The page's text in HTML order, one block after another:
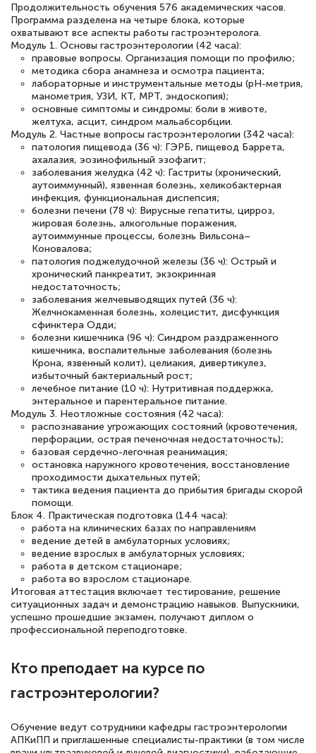
оперативно связались со мной
специалисты, ответили на все
интересующие вопросы и в течении
двух…
Светлана К
Знаток города 7 уровня
10 марта 2026
Оставила заявку на обучение онлайн, мне
быстро ответили, разъяснили все детали.
Обучение понравилось: огромное
количество тематической литературы,
пособий и учебников доступно на время
прохождения курса, удобная система
аттестации, проблем не возникло ни на
каком этапе…
Продолжительность обучения 576 академических часов.
Программа разделена на четыре блока, которые
охватывают все аспекты работы гастроэнтеролога.
Модуль 1. Основы гастроэнтерологии (42 часа):
правовые вопросы. Организация помощи по профилю;
методика сбора анамнеза и осмотра пациента;
лабораторные и инструментальные методы (рН-метрия,
манометрия, УЗИ, КТ, МРТ, эндоскопия);
основные симптомы и синдромы: боли в животе,
желтуха, асцит, синдром мальабсорбции.
Модуль 2. Частные вопросы гастроэнтерологии (342 часа):
патология пищевода (36 ч): ГЭРБ, пищевод Баррета,
ахалазия, эозинофильный эзофагит;
заболевания желудка (42 ч): Гастриты (хронический,
аутоиммунный), язвенная болезнь, хеликобактерная
инфекция, функциональная диспепсия;
болезни печени (78 ч): Вирусные гепатиты, цирроз,
жировая болезнь, алкогольные поражения,
аутоиммунные процессы, болезнь Вильсона–
Коновалова;
патология поджелудочной железы (36 ч): Острый и
хронический панкреатит, экзокринная
недостаточность;
заболевания желчевыводящих путей (36 ч):
Желчнокаменная болезнь, холецистит, дисфункция
сфинктера Одди;
болезни кишечника (96 ч): Синдром раздраженного
кишечника, воспалительные заболевания (болезнь
Крона, язвенный колит), целиакия, дивертикулез,
избыточный бактериальный рост;
лечебное питание (10 ч): Нутритивная поддержка,
энтеральное и парентеральное питание.
Модуль 3. Неотложные состояния (42 часа):
распознавание угрожающих состояний (кровотечения,
перфорации, острая печеночная недостаточность);
базовая сердечно-легочная реанимация;
остановка наружного кровотечения, восстановление
проходимости дыхательных путей;
тактика ведения пациента до прибытия бригады скорой
помощи.
Блок 4. Практическая подготовка (144 часа):
работа на клинических базах по направлениям
ведение детей в амбулаторных условиях;
ведение взрослых в амбулаторных условиях;
работа в детском стационаре;
работа во взрослом стационаре.
Итоговая аттестация включает тестирование, решение
ситуационных задач и демонстрацию навыков. Выпускники,
успешно прошедшие экзамен, получают диплом о
профессиональной переподготовке.
Кто преподает на курсе по
гастроэнтерологии?
Обучение ведут сотрудники кафедры гастроэнтерологии
АПКиПП и приглашенные специалисты-практики (в том числе